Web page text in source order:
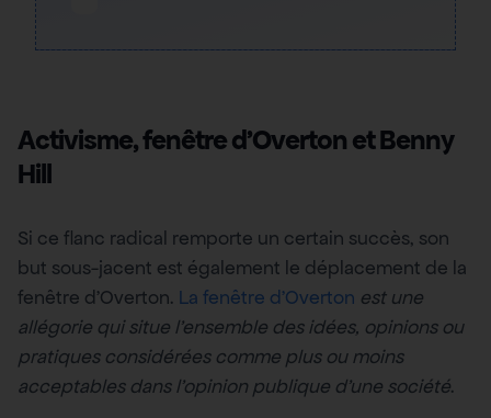
Activisme, fenêtre d’Overton et Benny
Hill
Si ce flanc radical remporte un certain succès, son
but sous-jacent est également le déplacement de la
fenêtre d’Overton. La fenêtre d’Overton est une
allégorie qui situe l’ensemble des idées, opinions ou
pratiques considérées comme plus ou moins
acceptables dans l’opinion publique d’une société.